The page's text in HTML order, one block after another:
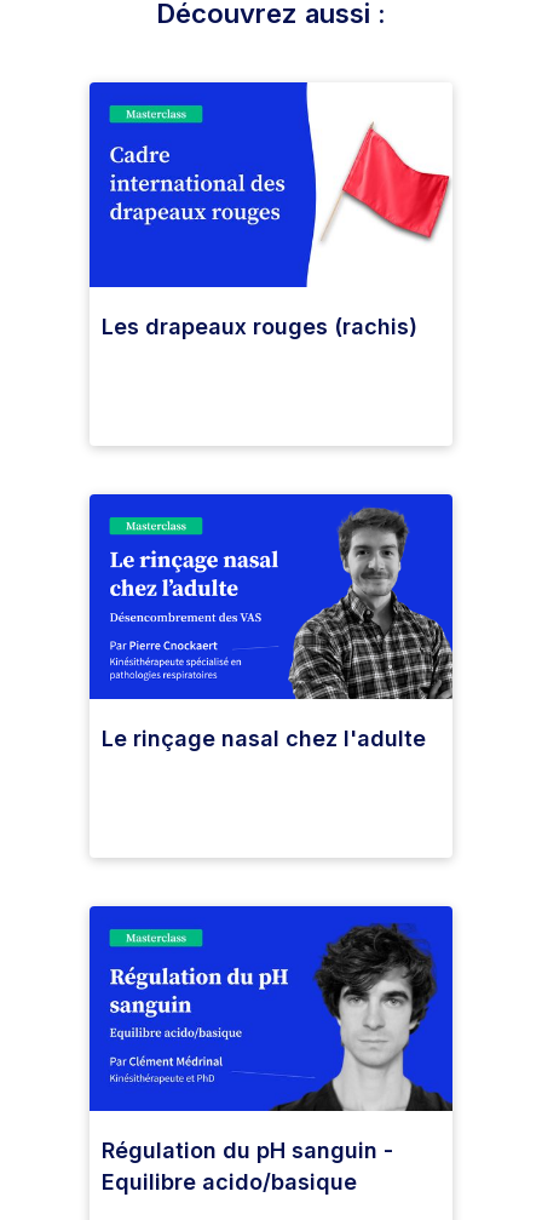
Découvrez aussi :
Les drapeaux rouges (rachis)
Le rinçage nasal chez l'adulte
Régulation du pH sanguin -
Equilibre acido/basique